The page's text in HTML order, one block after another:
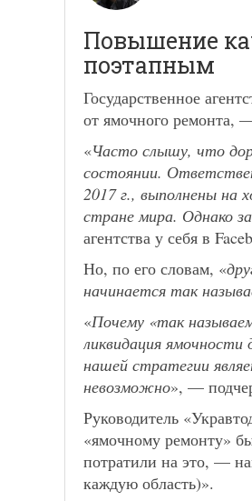
Повышение
поэтапным
Государственное
от ямочного ремонта,
«Часто слышу, что
состоянии.
2017 г., выполнены на
стране мира. Однако
агентства у себя в
Но, по его словам, «
начинается так
«Почему «так
ликвидация
нашей стратегии
невозможно», —
Руководитель
«ямочному ремонту»
потратили на это, —
каждую область)».